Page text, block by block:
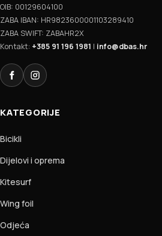
OIB: 00129604100
ZABA IBAN: HR9823600001103289410
ZABA SWIFT: ZABAHR2X
Kontakt: +385 91 196 1981 | info@dbas.hr
FacebookInstagram
KATEGORIJE
Bicikli
Dijelovi i oprema
Kitesurf
Wing foil
Odjeća